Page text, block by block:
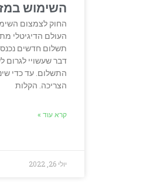
השימוש
החוק לצמצום
העולם הדיגיטלי
תשלום חדשים
דבר שעשויי לגרום
התשלום. עד כדי
הצריכה. הקלות
קרא עוד »
יולי 26, 2022